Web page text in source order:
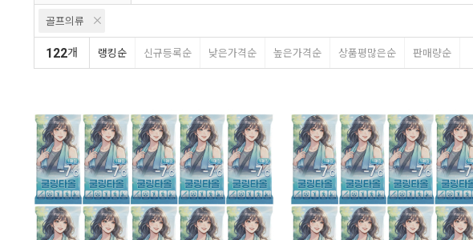
골프의류
122개 랭킹순 신규등록순 낮은가격순 높은가격순 상품평많은순 판매량순